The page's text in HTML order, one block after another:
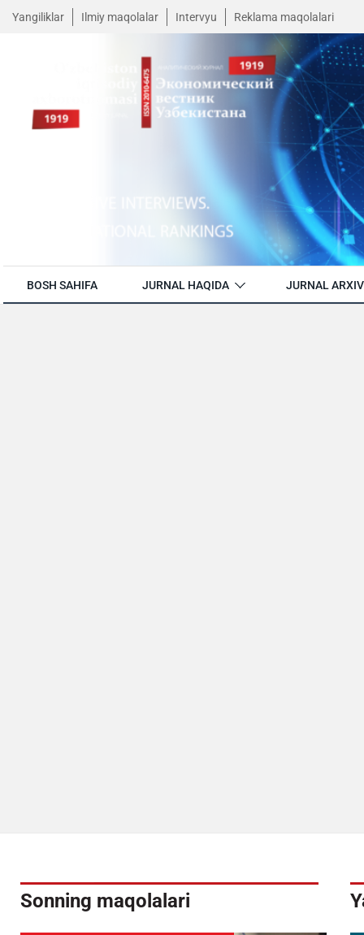
Yangiliklar Ilmiy maqolalar Intervyu Reklama maqolalari
BOSH SAHIFA JURNAL HAQIDA JURNAL
Sonning maqolalari